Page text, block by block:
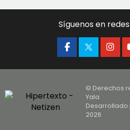
Síguenos en
© Derechos
Yala
2026